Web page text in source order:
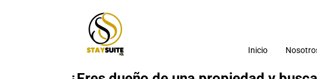
Inicio